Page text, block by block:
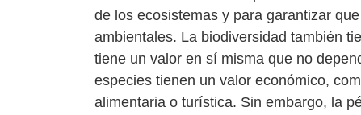
de los ecosistemas y para garantizar
ambientales. La biodiversidad también
tiene un valor en sí misma que no
especies tienen un valor económico,
alimentaria o turística. Sin embargo, la